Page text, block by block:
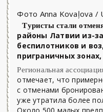
Фото Anna Kovaļova /
Туристы стали
районы Латвии из-
беспилотников и
приграничных
Региональная
отмечает, что
с отменами
уже утратила более